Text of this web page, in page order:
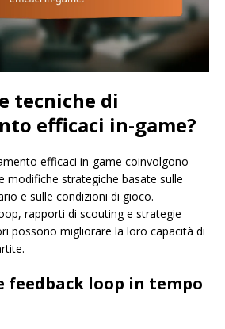
tecniche di
efficaci in-game?
efficaci in-game coinvolgono
modifiche strategiche basate sulle
e sulle condizioni di gioco.
rapporti di scouting e strategie
possono migliorare la loro capacità di
feedback loop in tempo